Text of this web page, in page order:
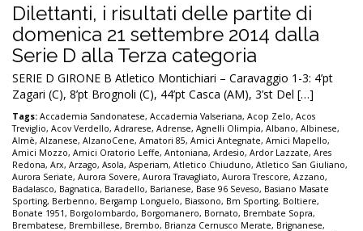
Dilettanti, i risultati delle partite di
domenica 21 settembre 2014 dalla
Serie D alla Terza categoria
SERIE D GIRONE B Atletico Montichiari – Caravaggio 1-3: 4’pt
Zagari (C), 8’pt Brognoli (C), 44’pt Casca (AM), 3’st Del […]
Tags: Accademia Sandonatese, Accademia Valseriana, Acop Zelo, Acos
Treviglio, Acov Verdello, Adrarese, Adrense, Agnelli Olimpia, Albano, Albinese,
Almè, Alzanese, AlzanoCene, Amatori 85, Amici Antegnate, Amici Mapello,
Amici Mozzo, Amici Oratorio Leffe, Antoniana, Ardesio, Ardor Lazzate, Ares
Redona, Arx, Arzago, Asola, Asperiam, Atletico Chiuduno, Atletico San Giuliano,
Aurora Seriate, Aurora Sovere, Aurora Travagliato, Aurora Trescore, Azzano,
Badalasco, Bagnatica, Baradello, Barianese, Base 96 Seveso, Basiano Masate
Sporting, Berbenno, Bergamp Longuelo, Biassono, Bm Sporting, Boltiere,
Bonate 1951, Borgolombardo, Borgomanero, Bornato, Brembate Sopra,
Brembatese, Brembillese, Brembo, Brianza Cernusco Merate, Brignanese,